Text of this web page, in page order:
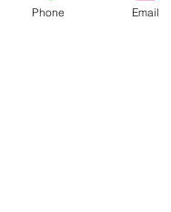
Phone Email